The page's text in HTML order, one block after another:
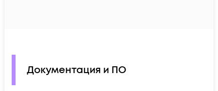
Документация и ПО